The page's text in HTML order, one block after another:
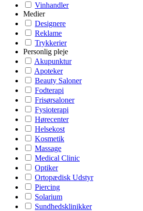
Vinhandler
Medier
Designere
Reklame
Trykkerier
Personlig pleje
Akupunktur
Apoteker
Beauty Saloner
Fodterapi
Frisørsaloner
Fysioterapi
Hørecenter
Helsekost
Kosmetik
Massage
Medical Clinic
Optiker
Ortopædisk Udstyr
Piercing
Solarium
Sundhedsklinikker